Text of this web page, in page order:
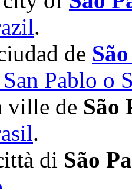
.
de
Pablo o
ville de São
.
di São